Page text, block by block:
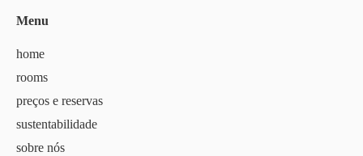
Menu
home
rooms
preços e reservas
sustentabilidade
sobre nós